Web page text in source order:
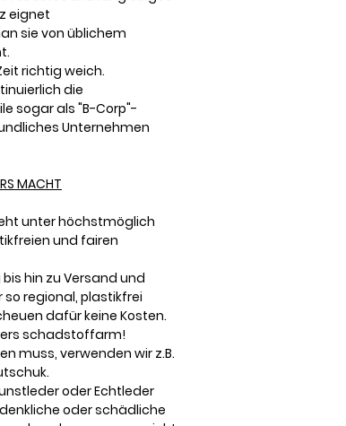
eignet
sie von üblichem
richtig weich.
die
sogar als "B-Corp"-
Unternehmen
MACHT
unter höchstmöglich
und fairen
hin zu Versand und
regional, plastikfrei
dafür keine Kosten.
schadstoffarm!
muss, verwenden wir z.B.
oder Echtleder
oder schädliche